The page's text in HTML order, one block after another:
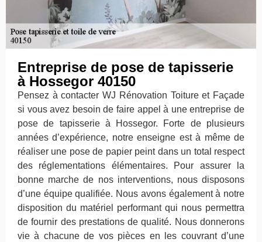
Entreprise de pose de tapisserie
à Hossegor 40150
Pensez à contacter WJ Rénovation Toiture et Façade
si vous avez besoin de faire appel à une entreprise de
pose de tapisserie à Hossegor. Forte de plusieurs
années d’expérience, notre enseigne est à même de
réaliser une pose de papier peint dans un total respect
des réglementations élémentaires. Pour assurer la
bonne marche de nos interventions, nous disposons
d’une équipe qualifiée. Nous avons également à notre
disposition du matériel performant qui nous permettra
de fournir des prestations de qualité. Nous donnerons
vie à chacune de vos pièces en les couvrant d’une